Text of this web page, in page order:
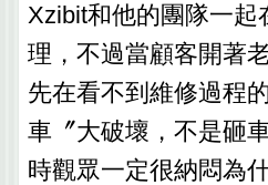
Xzibit和他的團隊一
理，不過當顧客開著
先在看不到維修過程
車〞大破壞，不是砸
時觀眾一定很納悶為